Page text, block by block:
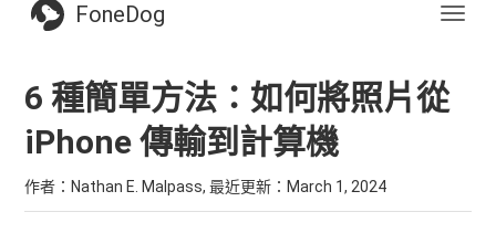
FoneDog
6 種簡單方法：如何將照片從
iPhone 傳輸到計算機
作者：Nathan E. Malpass, 最近更新： March 1, 2024